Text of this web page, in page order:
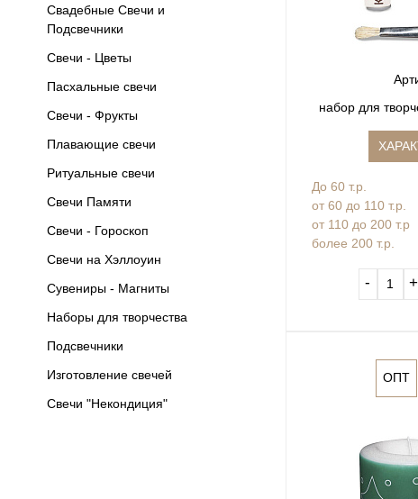
Свадебные Свечи и
Подсвечники
Свечи - Цветы
Пасхальные свечи
Свечи - Фрукты
Плавающие свечи
Ритуальные свечи
Свечи Памяти
Свечи - Гороскоп
Свечи на Хэллоуин
Сувениры - Магниты
Наборы для творчества
Подсвечники
Изготовление свечей
Свечи "Некондиция"
набор для
До 60 т.р.
от 60 до 110 т.р.
от 110 до 200 т.р
более 200 т.р.
‐ +
ОПТ